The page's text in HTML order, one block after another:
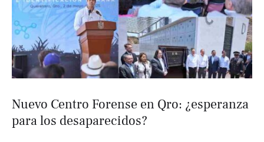
Nuevo Centro Forense en Qro: ¿esperanza
para los desaparecidos?